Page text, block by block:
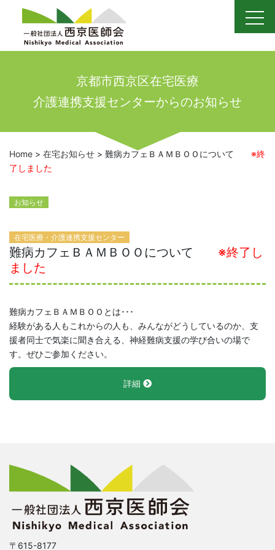
content
京都市西京区在宅医療
介護連携支援センターからのお知らせ
Home > 在宅お知らせ > 難病カフェＢＡＭＢＯＯについて ※終
了しました
お知らせ
在宅医療・介護連携支援センター
難病カフェＢＡＭＢＯＯについて ※終了し
ました
難病カフェＢＡＭＢＯＯとは･･･
経験がある人もこれからの人も、みんながどうしているのか、支
援者同士で気楽に聞き合える、神経難病支援の学び合いの場で
す。ぜひご参加ください。
詳細
〒615-8177